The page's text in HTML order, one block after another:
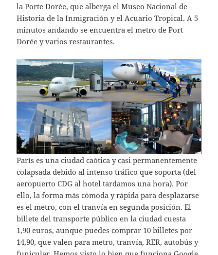
la Porte Dorée, que alberga el Museo Nacional de
Historia de la Inmigración y el Acuario Tropical. A 5
minutos andando se encuentra el metro de Port
Dorée y varios restaurantes.
París es una ciudad caótica y casi permanentemente
colapsada debido al intenso tráfico que soporta (del
aeropuerto CDG al hotel tardamos una hora). Por
ello, la forma más cómoda y rápida para desplazarse
es el metro, con el tranvía en segunda posición. El
billete del transporte público en la ciudad cuesta
1,90 euros, aunque puedes comprar 10 billetes por
14,90, que valen para metro, tranvía, RER, autobús y